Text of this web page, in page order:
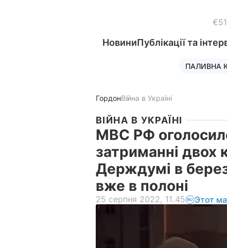
НовиниПублікації та
ПАЛИВНА
ГордонВійна в Україні
ВІЙНА В УКРАЇНІ
МВС РФ
затриманні двох
Держдумі в
вже в полоні
25 серпня 2022, 11.45 Этот